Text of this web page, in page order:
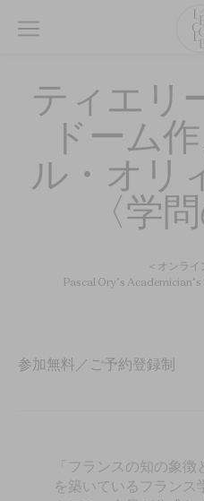
Arts
ティエリ
ドーム
ル・オリ
〈学
＜オンライ
Pascal Ory’s
参加無料／ご予約登録制
「フランスの知の象
を築いているフランス